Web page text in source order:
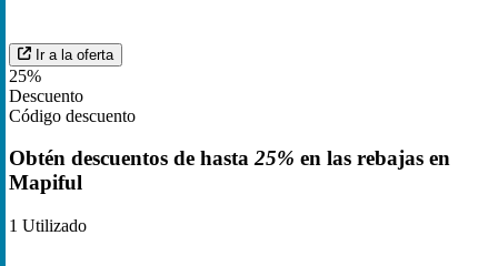
Ir a la oferta
25%
Descuento
Código descuento
Obtén descuentos de hasta25% en las rebajas en
Mapiful
1 Utilizado